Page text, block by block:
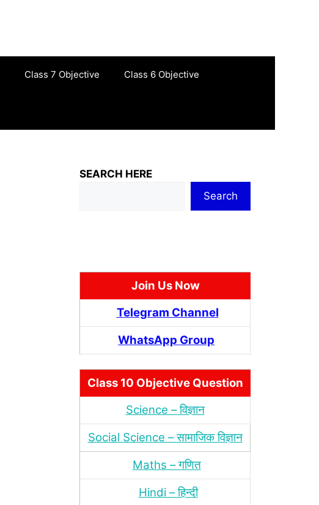
Class 7 Objective Class 6 Objective
SEARCH HERE
Search
Join Us Now
Telegram Channel
WhatsApp Group
Class 10 Objective Question
Science – विज्ञान
Social Science – सामाजिक विज्ञान
Maths – गणित
Hindi – हिन्‍दी